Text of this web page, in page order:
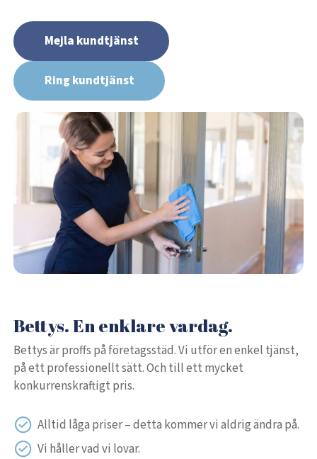
Mejla kundtjänst
Ring kundtjänst
Bettys. En enklare vardag.
Bettys är proffs på företagsstäd. Vi utför en enkel tjänst,
på ett professionellt sätt. Och till ett mycket
konkurrenskraftigt pris.
Alltid låga priser – detta kommer vi aldrig ändra på.
Vi håller vad vi lovar.